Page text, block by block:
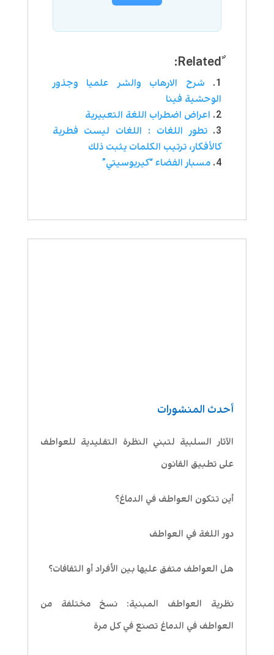
أحدث المنشورات
الآثار السلبية لتبني النظرة التقليدية للعواطف
على تطبيق القانون
أين تتكون العواطف في الدماغ؟
دور اللغة في العواطف
هل العواطف متفق عليها بين الأفراد أو الثقافات؟
نظرية العواطف المبنية: نسخ مختلفة من
العواطف في الدماغ تصنع في كل مرة
ٌRelated:
شرح الارهاب والشر علميا وجذور
الوحشية فينا
اعراض اضطراب اللغة التعبيرية
تطور اللغات : اللغات ليست فطرية
كالأفكار، ترتيب الكلمات يثبت ذلك
مسبار الفضاء “كيريوسيتي”